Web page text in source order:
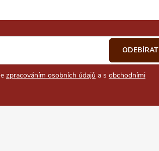
zpracováním osobních údajů a s obchodními
ODEBÍRAT